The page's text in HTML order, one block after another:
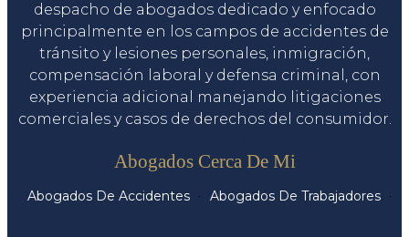
despacho de abogados dedicado y enfocado
principalmente en los campos de accidentes de
tránsito y lesiones personales, inmigración,
compensación laboral y defensa criminal, con
experiencia adicional manejando litigaciones
comerciales y casos de derechos del consumidor.
Abogados Cerca De Mi
Abogados De Accidentes Abogados De Trabajadores